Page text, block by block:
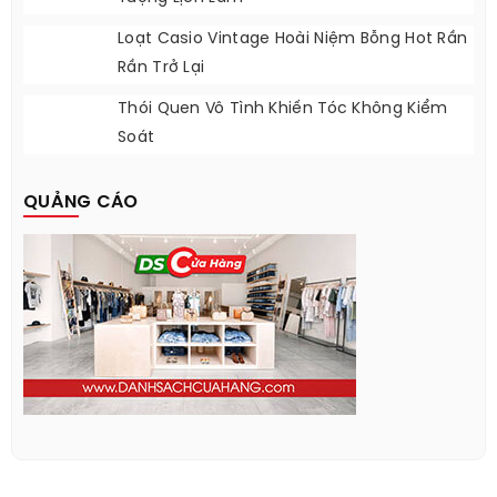
Loạt Casio Vintage Hoài Niệm Bỗng Hot Rần
Rần Trở Lại
Thói Quen Vô Tình Khiến Tóc Không Kiểm
Soát
QUẢNG CÁO